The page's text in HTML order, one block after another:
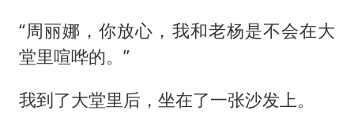
“周丽娜，你放心，我和老杨是不会在大
堂里喧哗的。”
我到了大堂里后，坐在了一张沙发上。